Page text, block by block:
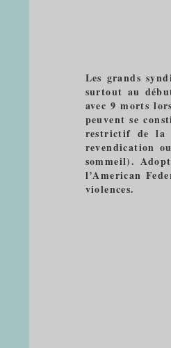
Les grands
surtout au
avec 9 morts
peuvent se
restrictif de la
revendication
sommeil).
l’American
violences.